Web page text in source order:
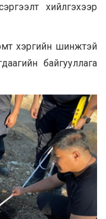
хийлгэхээр
хэргийн шинжтэй
байгууллага